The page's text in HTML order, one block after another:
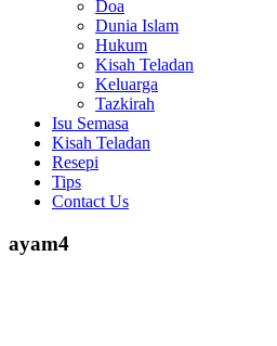
Doa
Dunia Islam
Hukum
Kisah Teladan
Keluarga
Tazkirah
Isu Semasa
Kisah Teladan
Resepi
Tips
Contact Us
ayam4